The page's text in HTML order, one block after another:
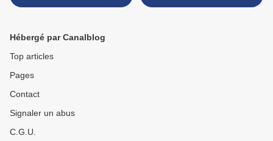
Hébergé par Canalblog
Top articles
Pages
Contact
Signaler un abus
C.G.U.